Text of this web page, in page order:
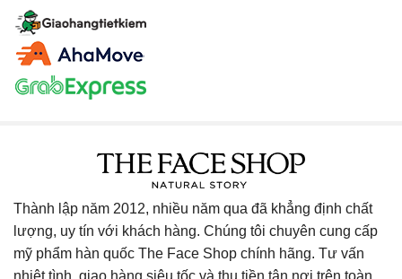
Thành lập năm 2012, nhiều năm qua đã khẳng định chất
lượng, uy tín với khách hàng. Chúng tôi chuyên cung cấp
mỹ phẩm hàn quốc The Face Shop chính hãng. Tư vấn
nhiệt tình, giao hàng siêu tốc và thu tiền tận nơi trên toàn